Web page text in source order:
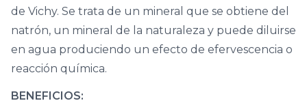
de Vichy. Se trata de un mineral que se obtiene del
natrón, un mineral de la naturaleza y puede diluirse
en agua produciendo un efecto de efervescencia o
reacción química.
BENEFICIOS: